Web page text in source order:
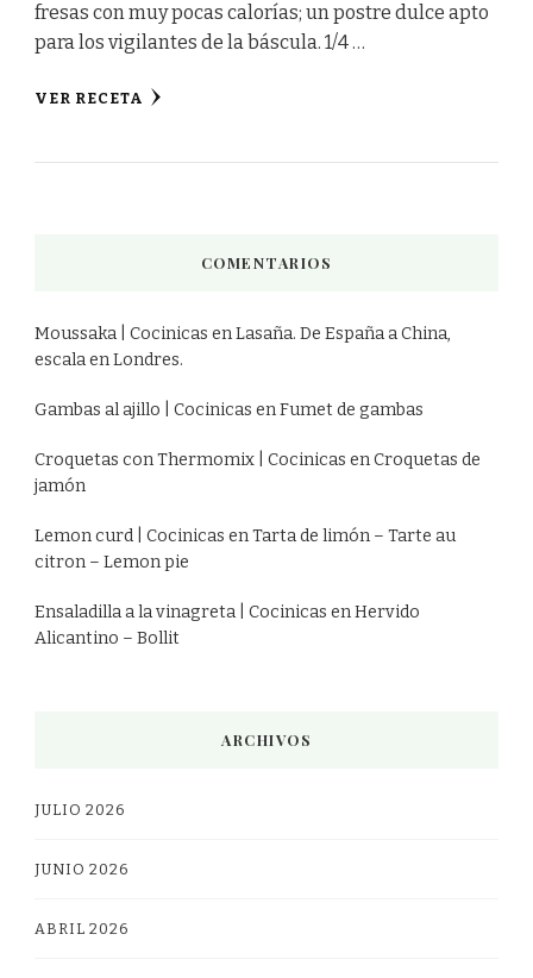
fresas con muy pocas calorías; un postre dulce apto
para los vigilantes de la báscula. 1/4 …
VER RECETA
COMENTARIOS
Moussaka | Cocinicas enLasaña. De España a China,
escala en Londres.
Gambas al ajillo | Cocinicas enFumet de gambas
Croquetas con Thermomix | Cocinicas enCroquetas de
jamón
Lemon curd | Cocinicas enTarta de limón – Tarte au
citron – Lemon pie
Ensaladilla a la vinagreta | Cocinicas enHervido
Alicantino – Bollit
ARCHIVOS
JULIO 2026
JUNIO 2026
ABRIL 2026